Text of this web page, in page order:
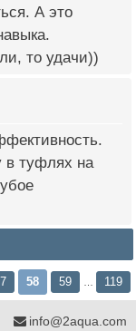
А это
то удачи))
в туфлях на
58 59 119
info@2aqua.com